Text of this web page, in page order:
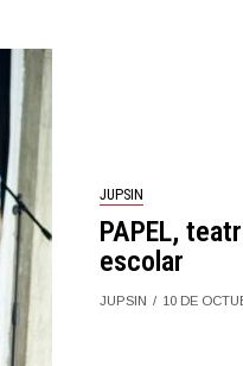
JUPSIN
PAPEL,
escolar
JUPSIN 10 DE